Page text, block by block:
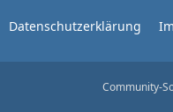
Datenschutzerklärung
Community-